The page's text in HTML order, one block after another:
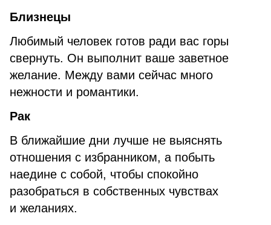
Близнецы
Любимый человек готов ради вас горы
свернуть. Он выполнит ваше заветное
желание. Между вами сейчас много
нежности и романтики.
Рак
В ближайшие дни лучше не выяснять
отношения с избранником, а побыть
наедине с собой, чтобы спокойно
разобраться в собственных чувствах
и желаниях.